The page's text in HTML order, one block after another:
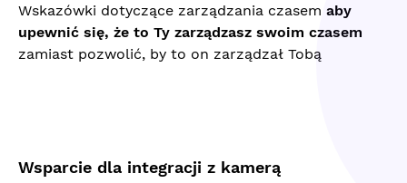
Wskazówki dotyczące zarządzania czasem aby
upewnić się, że to Ty zarządzasz swoim czasem
zamiast pozwolić, by to on zarządzał Tobą
Wsparcie dla integracji z kamerą